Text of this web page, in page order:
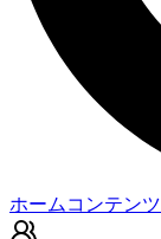
ホーム コンテンツ